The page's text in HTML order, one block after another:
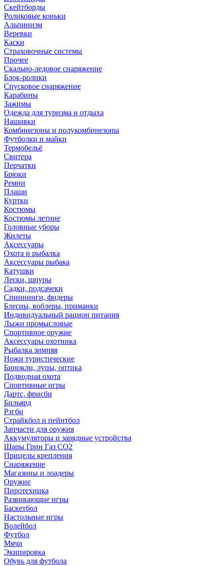
Скейтборды
Роликовые коньки
Альпинизм
Веревки
Каски
Страховочные системы
Прочее
Скально-ледовое снаряжение
Блок-ролики
Спусковое снаряжение
Карабины
Зажимы
Одежда для туризма и отдыха
Нашивки
Комбинезоны и полукомбинезоны
Футболки и майки
Термобельё
Свитера
Перчатки
Брюки
Ремни
Плащи
Куртки
Костюмы
Костюмы летние
Головные уборы
Жилеты
Аксессуары
Охота и рыбалка
Аксессуары рыбака
Катушки
Лески, шнуры
Садки, подсачеки
Спиннинги, фидеры
Блесны, воблеры, приманки
Индивидуальный рацион питания
Лыжи промысловые
Спортивное оружие
Аксессуары охотника
Рыбалка зимняя
Ножи туристические
Бинокли, лупы, оптика
Подводная охота
Спортивные игры
Дартс, фрисби
Бильярд
Рэгби
Страйкбол и пейнтбол
Запчасти для оружия
Аккумуляторы и зарядные устройства
Шары Грин Газ СО2
Прицелы крепления
Снаряжение
Магазины и лоадеры
Оружие
Пиротехника
Развивающие игры
Баскетбол
Настольные игры
Волейбол
Футбол
Мячи
Экипировка
Обувь для футбола